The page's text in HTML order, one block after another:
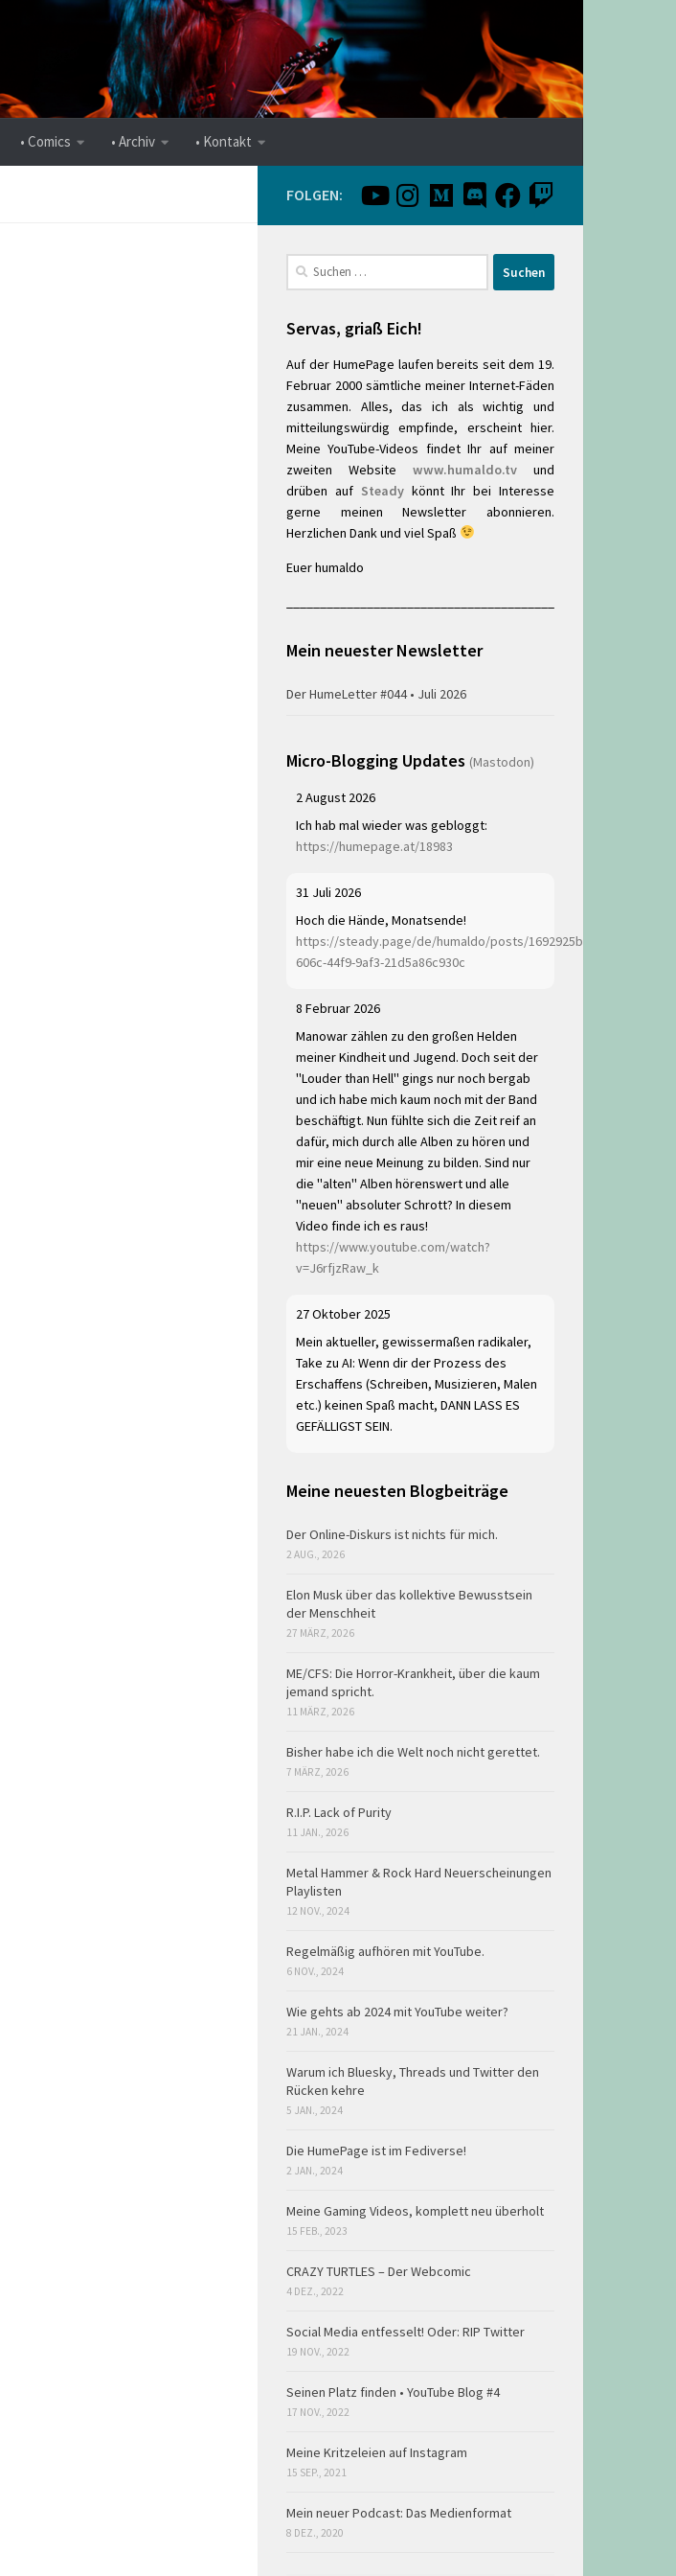
• Comics • Archiv • Kontakt
FOLGEN:
Suchen
nach:
Servas, griaß Eich!
Auf der HumePage laufen bereits seit dem 19.
Februar 2000 sämtliche meiner Internet-Fäden
zusammen. Alles, das ich als wichtig und
mitteilungswürdig empfinde, erscheint hier.
Meine YouTube-Videos findet Ihr auf meiner
zweiten Website www.humaldo.tv und
drüben auf Steadykönnt Ihr bei Interesse
gerne meinen Newsletter abonnieren.
Herzlichen Dank und viel Spaß
Euer humaldo
Mein neuester Newsletter
Der HumeLetter #044 • Juli 2026
Micro-Blogging Updates (Mastodon)
2 August 2026
Ich hab mal wieder was gebloggt:
https://humepage.at/18983
31 Juli 2026
Hoch die Hände, Monatsende!
https://steady.page/de/humaldo/posts/1692925b-
606c-44f9-9af3-21d5a86c930c
8 Februar 2026
Manowar zählen zu den großen Helden
meiner Kindheit und Jugend. Doch seit der
"Louder than Hell" gings nur noch bergab
und ich habe mich kaum noch mit der Band
beschäftigt. Nun fühlte sich die Zeit reif an
dafür, mich durch alle Alben zu hören und
mir eine neue Meinung zu bilden. Sind nur
die "alten" Alben hörenswert und alle
"neuen" absoluter Schrott? In diesem
Video finde ich es raus!
https://www.youtube.com/watch?
v=J6rfjzRaw_k
27 Oktober 2025
Mein aktueller, gewissermaßen radikaler,
Take zu AI: Wenn dir der Prozess des
Erschaffens (Schreiben, Musizieren, Malen
etc.) keinen Spaß macht, DANN LASS ES
GEFÄLLIGST SEIN.
Meine neuesten Blogbeiträge
Der Online-Diskurs ist nichts für mich.
2 AUG., 2026
Elon Musk über das kollektive Bewusstsein
der Menschheit
27 MÄRZ, 2026
ME/CFS: Die Horror-Krankheit, über die kaum
jemand spricht.
11 MÄRZ, 2026
Bisher habe ich die Welt noch nicht gerettet.
7 MÄRZ, 2026
R.I.P. Lack of Purity
11 JAN., 2026
Metal Hammer & Rock Hard Neuerscheinungen
Playlisten
12 NOV., 2024
Regelmäßig aufhören mit YouTube.
6 NOV., 2024
Wie gehts ab 2024 mit YouTube weiter?
21 JAN., 2024
Warum ich Bluesky, Threads und Twitter den
Rücken kehre
5 JAN., 2024
Die HumePage ist im Fediverse!
2 JAN., 2024
Meine Gaming Videos, komplett neu überholt
15 FEB., 2023
CRAZY TURTLES – Der Webcomic
4 DEZ., 2022
Social Media entfesselt! Oder: RIP Twitter
19 NOV., 2022
Seinen Platz finden • YouTube Blog #4
17 NOV., 2022
Meine Kritzeleien auf Instagram
15 SEP., 2021
Mein neuer Podcast: Das Medienformat
8 DEZ., 2020